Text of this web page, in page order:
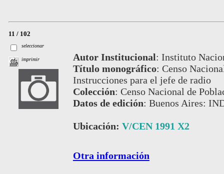
11 / 102
seleccionar
imprimir Autor Institucional: Instituto
Título monográfico: Censo
Instrucciones para el jefe de radio
Colección: Censo Nacional de
Datos de edición: Buenos Aires:
Ubicación: V/CEN 1991 X2
Otra información